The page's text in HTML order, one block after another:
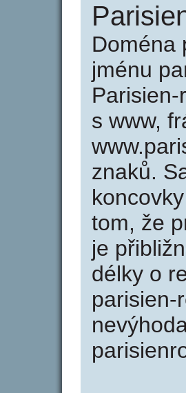
Doména
jménu
s www,
znaků.
tom, že
je
délky o
parisien-